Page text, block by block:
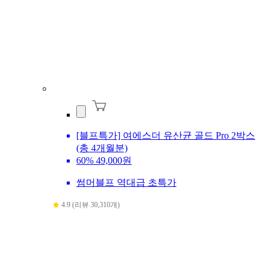
[블프특가] 여에스더 유산균 골드 Pro 2박스
(총 4개월분)
60% 49,000원
썸머블프 역대급 초특가
4.9 (리뷰 30,310개)